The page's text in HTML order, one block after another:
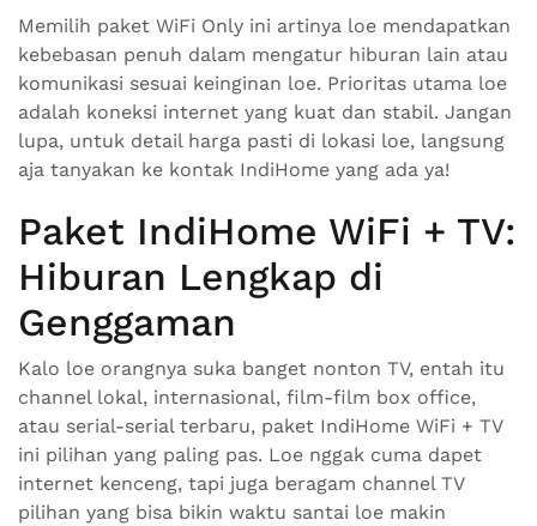
Memilih paket WiFi Only ini artinya loe mendapatkan
kebebasan penuh dalam mengatur hiburan lain atau
komunikasi sesuai keinginan loe. Prioritas utama loe
adalah koneksi internet yang kuat dan stabil. Jangan
lupa, untuk detail harga pasti di lokasi loe, langsung
aja tanyakan ke kontak IndiHome yang ada ya!
Paket IndiHome WiFi + TV:
Hiburan Lengkap di
Genggaman
Kalo loe orangnya suka banget nonton TV, entah itu
channel lokal, internasional, film-film box office,
atau serial-serial terbaru, paket IndiHome WiFi + TV
ini pilihan yang paling pas. Loe nggak cuma dapet
internet kenceng, tapi juga beragam channel TV
pilihan yang bisa bikin waktu santai loe makin